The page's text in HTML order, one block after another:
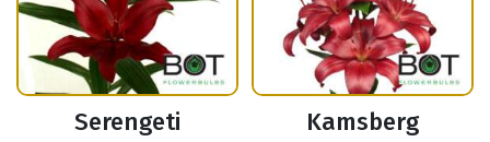
Serengeti Kamsberg